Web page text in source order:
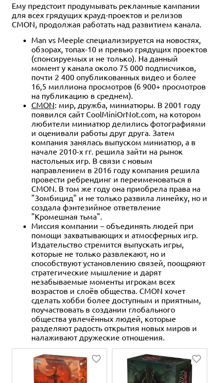
Руководство мастера
подземелий
25 отзывов
Купить
Энциклопедия чудовищ
Ему предстоит продумывать рекламные кампании
для всех грядущих крауд-проектов и релизов
CMON, продолжая работать над развитием канала.
Man vs Meeple специализируется на новостях,
обзорах, топах-10 и превью грядущих проектов
(спонсируемых и не только). На данный
момент у канала около 75 000 подписчиков,
почти 2 400 опубликованных видео и более
16,5 миллиона просмотров (6 900+ просмотров
на публикацию в среднем).
CMON: мир, дружба, миниатюры. В 2001 году
появился сайт CoolMiniOrNot.com, на котором
любители миниатюр делились фотографиями
и оценивали работы друг друга. Затем
компания занялась выпуском миниатюр, а в
начале 2010-х гг. решила зайти на рынок
настольных игр. В связи с новым
направлением в 2016 году компания решила
провести ребрендинг и переименоваться в
CMON. В том же году она приобрела права на
"Зомбицид" и не только развила линейку, но и
создала фэнтезийное ответвление
"Кромешная тьма".
Миссия компании – объединять людей при
помощи захватывающих и атмосферных игр.
Издательство стремится выпускать игры,
которые не только развлекают, но и
способствуют установлению связей, поощряют
стратегические мышление и дарят
незабываемые моменты игрокам всех
возрастов и слоёв общества. CMON хочет
сделать хобби более доступным и приятным,
поучаствовать в создании глобального
общества увлечённых людей, которые
разделяют радость открытия новых миров и
налаживают дружеские отношения.